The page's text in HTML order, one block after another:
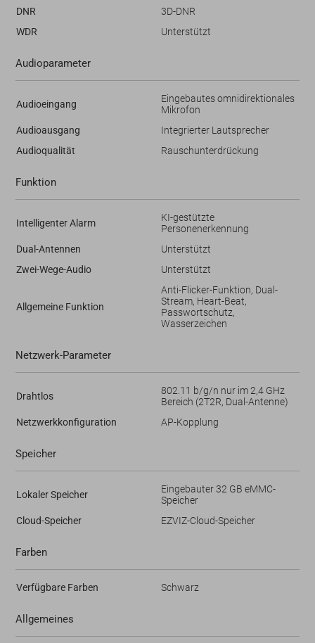
DNR
3D-DNR
WDR
Unterstützt
Audioparameter
Audioeingang
Eingebautes omnidirektionales
Mikrofon
Audioausgang
Integrierter Lautsprecher
Audioqualität
Rauschunterdrückung
Funktion
Intelligenter Alarm
KI-gestützte
Personenerkennung
Dual-Antennen
Unterstützt
Zwei-Wege-Audio
Unterstützt
Allgemeine Funktion
Anti-Flicker-Funktion, Dual-
Stream, Heart-Beat,
Passwortschutz,
Wasserzeichen
Netzwerk-Parameter
Drahtlos
802.11 b/g/n nur im 2,4 GHz
Bereich (2T2R, Dual-Antenne)
Netzwerkkonfiguration
AP-Kopplung
Speicher
Lokaler Speicher
Eingebauter 32 GB eMMC-
Speicher
Cloud-Speicher
EZVIZ-Cloud-Speicher
Farben
Verfügbare Farben Schwarz
Allgemeines